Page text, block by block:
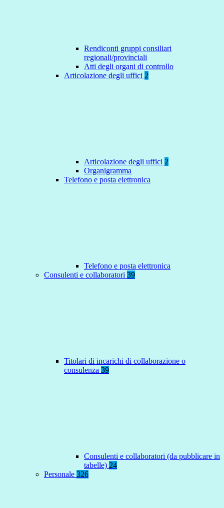
Rendiconti gruppi consiliari
regionali/provinciali
Atti degli organi di controllo
Articolazione degli uffici 2
Articolazione degli uffici 2
Organigramma
Telefono e posta elettronica
Telefono e posta elettronica
Consulenti e collaboratori 39
Titolari di incarichi di collaborazione o
consulenza 39
Consulenti e collaboratori (da pubblicare in
tabelle) 24
Personale 326